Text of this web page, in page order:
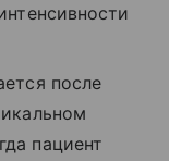
после
пациент